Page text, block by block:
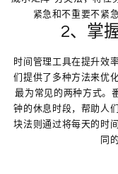
紧急和不重要不紧
2、掌
时间管理工具在提升效
们提供了多种方法来优
最为常见的两种方式。
钟的休息时段，帮助人
块法则通过将每天的时
同